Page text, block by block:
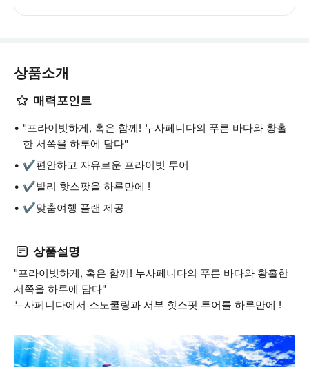
상품소개
매력포인트
"프라이빗하게, 혹은 함께! 누사페니다의 푸른 바다와 황홀
한 서쪽을 하루에 담다"
✔️편안하고 자유로운 프라이빗 투어
✔️발리 핫스팟을 하루만에 !
✔️맞춤여행 플랜 제공
상품설명
"프라이빗하게, 혹은 함께! 누사페니다의 푸른 바다와 황홀한
서쪽을 하루에 담다"
누사페니다에서 스노쿨링과 서부 핫스팟 투어를 하루만에 !